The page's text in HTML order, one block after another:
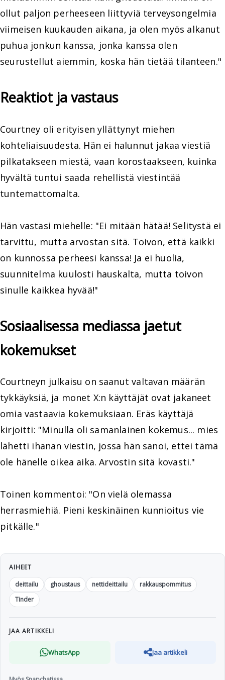
ollut paljon perheeseen liittyviä terveysongelmia
viimeisen kuukauden aikana, ja olen myös alkanut
puhua jonkun kanssa, jonka kanssa olen
seurustellut aiemmin, koska hän tietää tilanteen."
Reaktiot ja vastaus
Courtney oli erityisen yllättynyt miehen
kohteliaisuudesta. Hän ei halunnut jakaa viestiä
pilkatakseen miestä, vaan korostaakseen, kuinka
hyvältä tuntui saada rehellistä viestintää
tuntemattomalta.
Hän vastasi miehelle: "Ei mitään hätää! Selitystä ei
tarvittu, mutta arvostan sitä. Toivon, että kaikki
on kunnossa perheesi kanssa! Ja ei huolia,
suunnitelma kuulosti hauskalta, mutta toivon
sinulle kaikkea hyvää!"
Sosiaalisessa mediassa jaetut
kokemukset
Courtneyn julkaisu on saanut valtavan määrän
tykkäyksiä, ja monet X:n käyttäjät ovat jakaneet
omia vastaavia kokemuksiaan. Eräs käyttäjä
kirjoitti: "Minulla oli samanlainen kokemus... mies
lähetti ihanan viestin, jossa hän sanoi, ettei tämä
ole hänelle oikea aika. Arvostin sitä kovasti."
Toinen kommentoi: "On vielä olemassa
herrasmiehiä. Pieni keskinäinen kunnioitus vie
pitkälle."
AIHEET
deittailu
ghoustaus nettideittailu
rakkauspommitus
Tinder
JAA ARTIKKELI
WhatsApp Jaa artikkeli